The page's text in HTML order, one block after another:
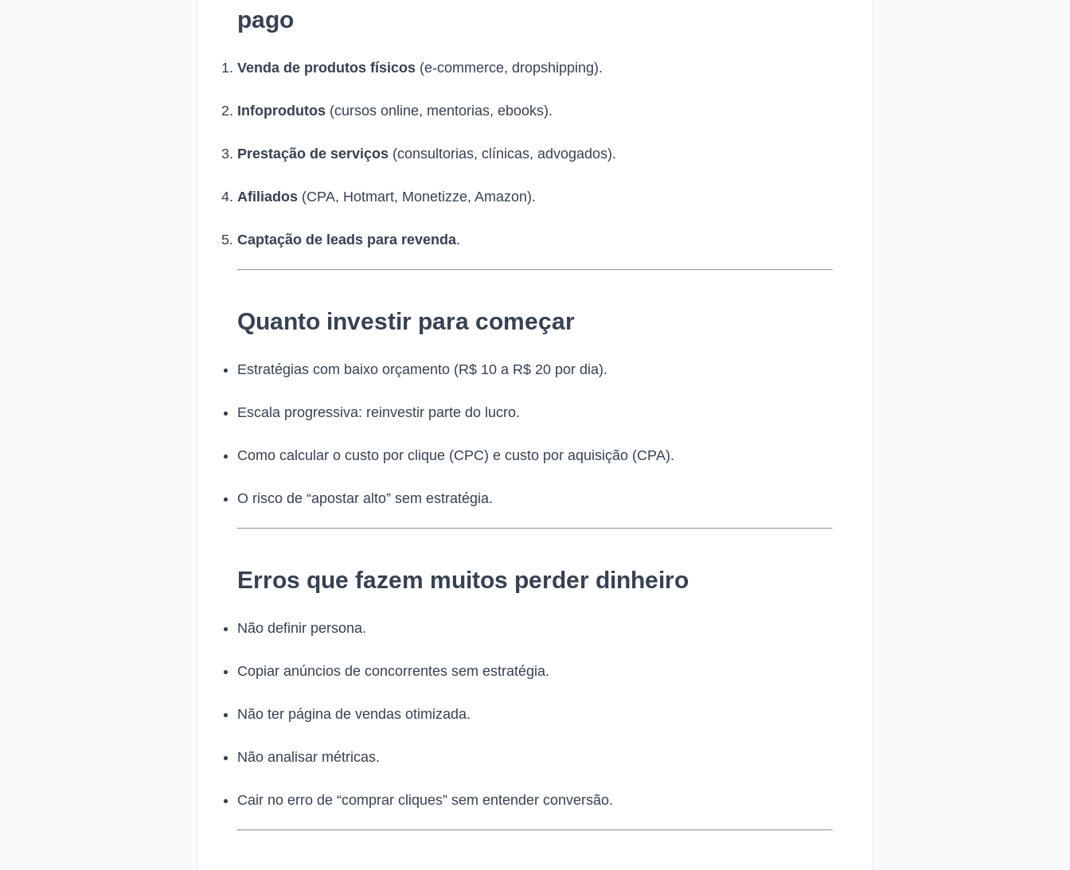
pago
Venda de produtos físicos (e-commerce, dropshipping).
Infoprodutos (cursos online, mentorias, ebooks).
Prestação de serviços (consultorias, clínicas, advogados).
Afiliados (CPA, Hotmart, Monetizze, Amazon).
Captação de leads para revenda.
Quanto investir para começar
Estratégias com baixo orçamento (R$ 10 a R$ 20 por dia).
Escala progressiva: reinvestir parte do lucro.
Como calcular o custo por clique (CPC) e custo por aquisição (CPA).
O risco de “apostar alto” sem estratégia.
Erros que fazem muitos perder dinheiro
Não definir persona.
Copiar anúncios de concorrentes sem estratégia.
Não ter página de vendas otimizada.
Não analisar métricas.
Cair no erro de “comprar cliques” sem entender conversão.